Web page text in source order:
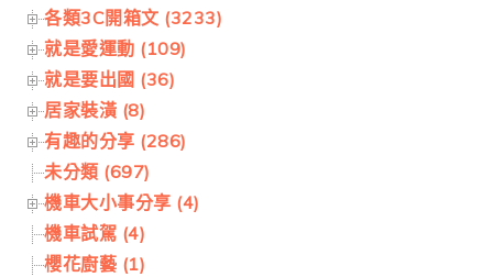
各類3C開箱文 (3233)
就是愛運動 (109)
就是要出國 (36)
居家裝潢 (8)
有趣的分享 (286)
未分類 (697)
機車大小事分享 (4)
機車試駕 (4)
櫻花廚藝 (1)